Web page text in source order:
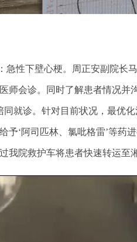
性下壁心梗。周正安副院长
师会诊。同时了解患者情况
同就诊。针对目前状况，最优
予‘阿司匹林、氯吡格雷’等药
我院救护车将患者快速转运至